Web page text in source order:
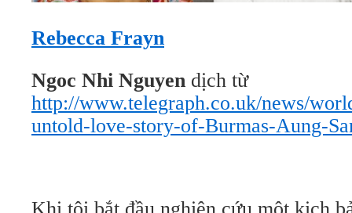
Rebecca Frayn
Ngoc Nhi Nguyen dịch từ
http://www.telegraph.co.uk/news/
untold-love-story-of-Burmas-Aung-